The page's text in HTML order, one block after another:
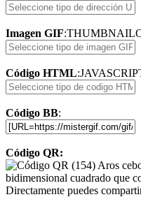
Imagen GIF:THUMBNAIL
Código HTML:
Código BB:
Código QR:
bidimensional cuadrado que
Directamente puedes